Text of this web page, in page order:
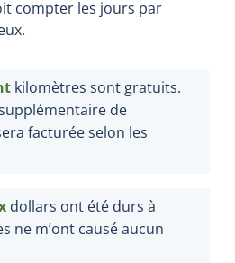
compter les jours par
kilomètres sont gratuits.
de
facturée selon les
dollars ont été durs à
ne m’ont causé aucun